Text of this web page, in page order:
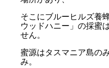
そこにブルーヒルズ養
ウッドハニー」の採蜜
せん。
蜜源はタスマニア島の
み。